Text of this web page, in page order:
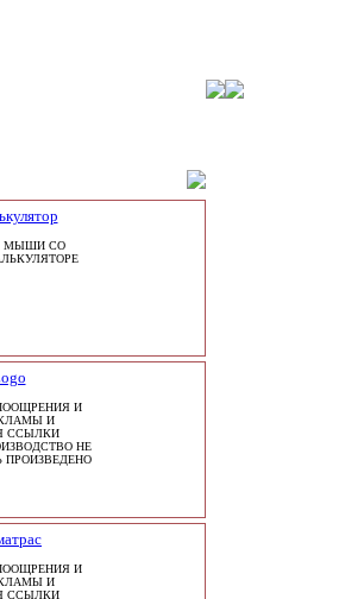
МЫШИ СО
И
И
ССЫЛКИ
НЕ
И
И
ССЫЛКИ